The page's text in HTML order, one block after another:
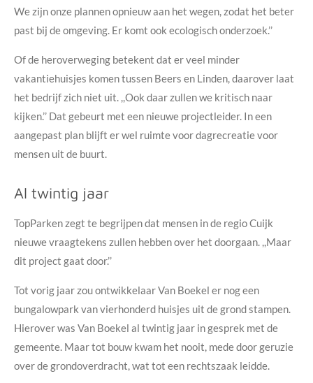
We zijn onze plannen opnieuw aan het wegen, zodat het beter
past bij de omgeving. Er komt ook ecologisch onderzoek.’’
Of de heroverweging betekent dat er veel minder
vakantiehuisjes komen tussen Beers en Linden, daarover laat
het bedrijf zich niet uit. ,,Ook daar zullen we kritisch naar
kijken.’’ Dat gebeurt met een nieuwe projectleider. In een
aangepast plan blijft er wel ruimte voor dagrecreatie voor
mensen uit de buurt.
Al twintig jaar
TopParken zegt te begrijpen dat mensen in de regio Cuijk
nieuwe vraagtekens zullen hebben over het doorgaan. ,,Maar
dit project gaat door.’’
Tot vorig jaar zou ontwikkelaar Van Boekel er nog een
bungalowpark van vierhonderd huisjes uit de grond stampen.
Hierover was Van Boekel al twintig jaar in gesprek met de
gemeente. Maar tot bouw kwam het nooit, mede door geruzie
over de grondoverdracht, wat tot een rechtszaak leidde.